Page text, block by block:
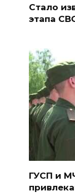
Стало
этапа
ГУСП и